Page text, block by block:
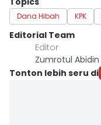
Dana Hibah KPK
Editorial Team
Editor
Zumrotul Abidin
Tonton lebih seru di